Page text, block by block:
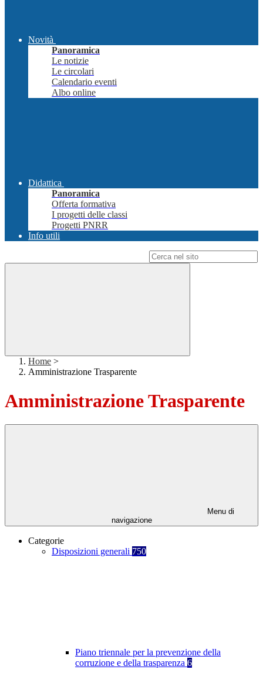
Novità
Panoramica
Le notizie
Le circolari
Calendario eventi
Albo online
Didattica
Panoramica
Offerta formativa
I progetti delle classi
Progetti PNRR
Info utili
Home >
Amministrazione Trasparente
Amministrazione Trasparente
Menu di
navigazione
Categorie
Disposizioni generali 750
Piano triennale per la prevenzione della
corruzione e della trasparenza 6